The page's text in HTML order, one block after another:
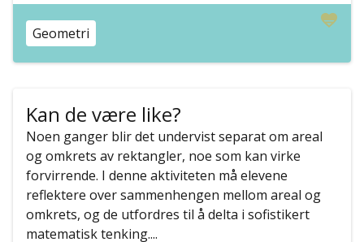
Geometri
Kan de være like?
Noen ganger blir det undervist separat om areal
og omkrets av rektangler, noe som kan virke
forvirrende. I denne aktiviteten må elevene
reflektere over sammenhengen mellom areal og
omkrets, og de utfordres til å delta i sofistikert
matematisk tenking....